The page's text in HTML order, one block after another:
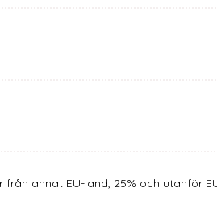
från annat EU-land, 25% och utanför